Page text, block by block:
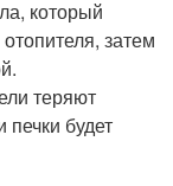
который
затем
теряют
печки будет